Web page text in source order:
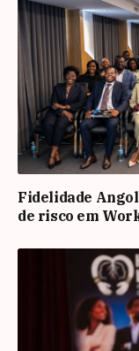
Fidelidade
de risco em